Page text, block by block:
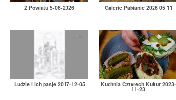
Z Powiatu 5-06-2026 Galerie Pabianic 2026 05 11
Ludzie i ich pasje 2017-12-05 Kuchnia Czterech Kultur 2023-
11-23